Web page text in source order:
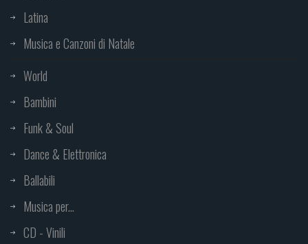
Latina
Musica e Canzoni di Natale
World
Bambini
Funk & Soul
Dance & Elettronica
Ballabili
Musica per...
CD - Vinili